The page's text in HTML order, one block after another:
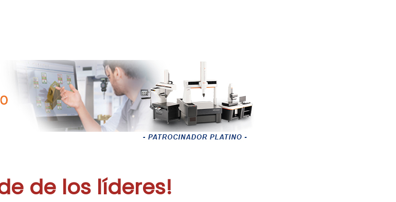
de los líderes!